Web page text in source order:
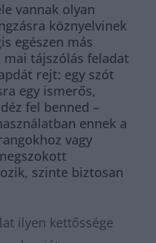
vannak olyan
köznyelvinek
egészen más
tájszólás feladat
rejt: egy szót
egy ismerős,
fel benned –
ennek a
vagy
szinte biztosan
ilyen kettőssége